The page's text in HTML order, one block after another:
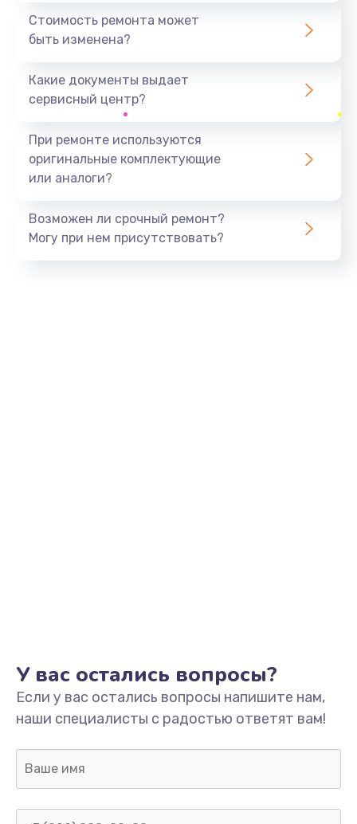
1440 руб.
Ремонт южного моста
Замена батарейки BIOS
Заказать
Замена/Pемонт карбюратора
1300 руб.
Заказать
Ремонт капиллярной трубки
400 руб.
Стоимость ремонта может
быть изменена?
Какие документы выдает
сервисный центр?
При ремонте используются
оригинальные комплектующие
или аналоги?
Возможен ли срочный ремонт?
Могу при нем присутствовать?
У вас остались вопросы?
Если у вас остались вопросы напишите нам,
наши специалисты с радостью ответят вам!